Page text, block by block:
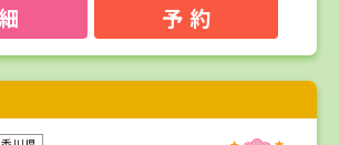
予 約